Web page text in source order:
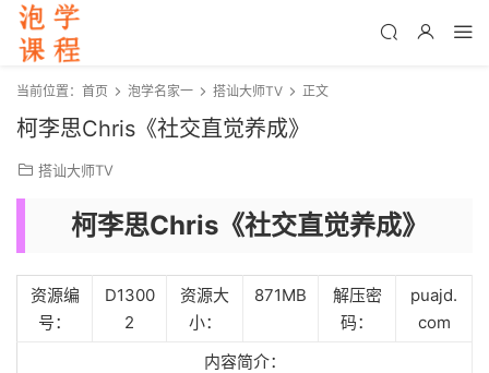
当前位置： 首页 泡学名家一 搭讪大师TV 正文
柯李思Chris《社交直觉养成》
搭讪大师TV
柯李思Chris《社交直觉养成》
资源编
号：
D1300
2
资源大
小：
871MB
解压密
码：
puajd.
com
内容简介：